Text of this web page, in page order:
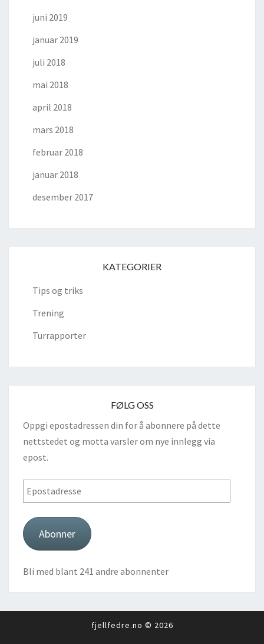
juni 2019
januar 2019
juli 2018
mai 2018
april 2018
mars 2018
februar 2018
januar 2018
desember 2017
KATEGORIER
Tips og triks
Trening
Turrapporter
FØLG OSS
Oppgi epostadressen din for å abonnere på dette
nettstedet og motta varsler om nye innlegg via
epost.
Epostadresse
Abonner
Bli med blant 241 andre abonnenter
fjellfedre.no © 2026